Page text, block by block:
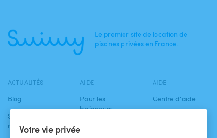
Votre vie privée
Le premier site de location de
piscines privées en France.
ACTUALITÉS
Blog
Swimmy dans les
médias
AIDE
Pour les
baigneurs
AIDE
Centre d'aide